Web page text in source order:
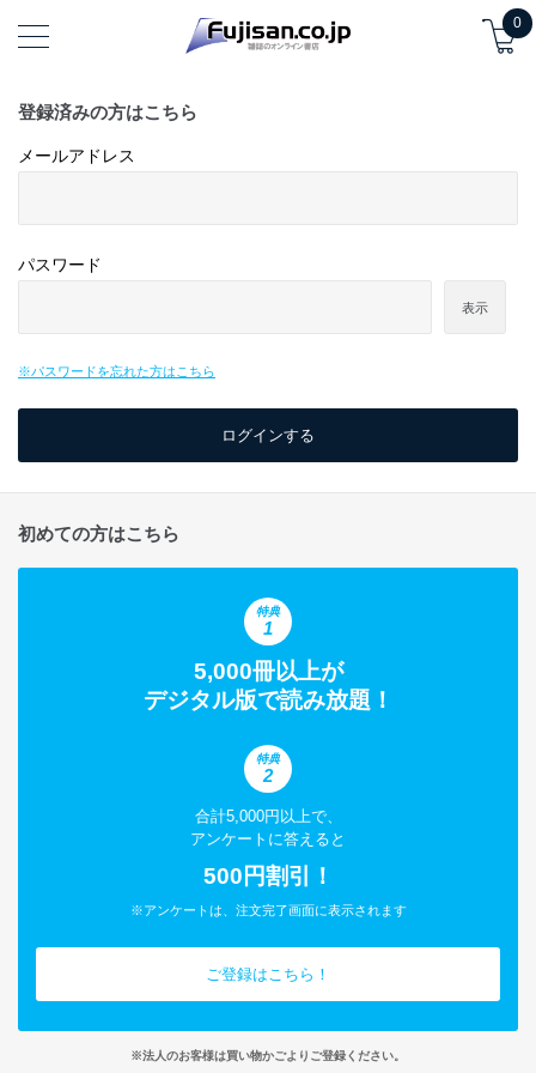
0
登録済みの方はこちら
メールアドレス
パスワード
表示
※パスワードを忘れた方はこちら
初めての方はこちら
特典
1
5,000冊以上が
デジタル版で読み放題！
特典
2
合計5,000円以上で、
アンケートに答えると
500円割引！
※アンケートは、注文完了画面に表示されます
ご登録はこちら！
※法人のお客様は買い物かごよりご登録ください。